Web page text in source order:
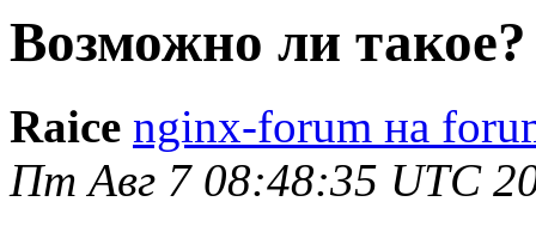
Возможно ли такое?
Raice nginx-forum на
Пт Авг 7 08:48:35 UTC